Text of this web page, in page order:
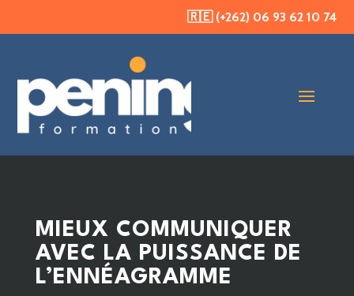
🇷🇪 (+262) 06 93 62 10 74
MIEUX COMMUNIQUER
AVEC LA PUISSANCE DE
L’ENNÉAGRAMME